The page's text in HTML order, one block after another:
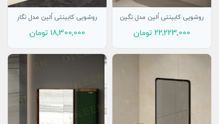
روشویی کابینتی اُلین مدل نگین
22,223,000 تومان
روشویی کابینتی اُلین مدل نگار
18,300,000 تومان